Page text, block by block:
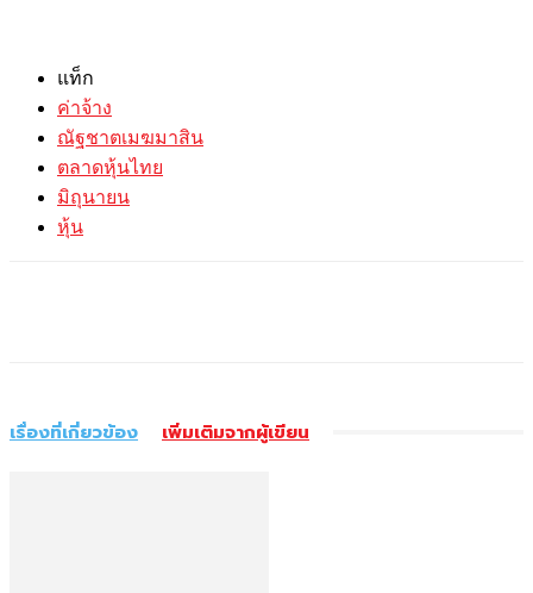
แท็ก
ค่าจ้าง
ณัฐชาตเมฆมาสิน
ตลาดหุ้นไทย
มิถุนายน
หุ้น
เรื่องที่เกี่ยวข้อง เพิ่มเติมจากผู้เขียน